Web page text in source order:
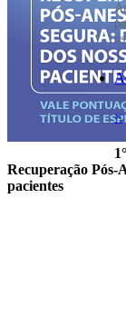
×
Recuperação Pós-
pacientes